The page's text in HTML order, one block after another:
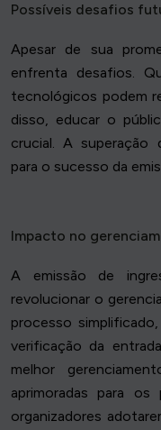
Possíveis desafios
Apesar de sua
enfrenta desafios.
tecnológicos podem
disso, educar o
crucial. A superação
para o sucesso da
Impacto no
A emissão de
revolucionar o
processo
verificação da
melhor
aprimoradas para
organizadores